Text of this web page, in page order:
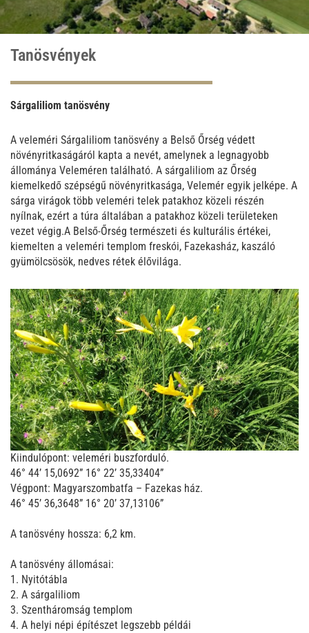
Tanösvények
Sárgaliliom tanösvény
A veleméri Sárgaliliom tanösvény a Belső Őrség védett
növényritkaságáról kapta a nevét, amelynek a legnagyobb
állománya Veleméren található. A sárgaliliom az Őrség
kiemelkedő szépségű növényritkasága, Velemér egyik jelképe. A
sárga virágok több veleméri telek patakhoz közeli részén
nyílnak, ezért a túra általában a patakhoz közeli területeken
vezet végig.A Belső-Őrség természeti és kulturális értékei,
kiemelten a veleméri templom freskói, Fazekasház, kaszáló
gyümölcsösök, nedves rétek élővilága.
Kiindulópont: veleméri buszforduló.
46° 44’ 15,0692” 16° 22’ 35,33404”
Végpont: Magyarszombatfa – Fazekas ház.
46° 45’ 36,3648” 16° 20’ 37,13106”
A tanösvény hossza: 6,2 km.
A tanösvény állomásai:
1. Nyitótábla
2. A sárgaliliom
3. Szentháromság templom
4. A helyi népi építészet legszebb példái